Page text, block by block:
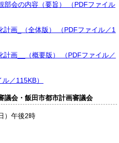
会の内容（要旨） （PDFファイル
画_（全体版） （PDFファイル／1
画__（概要版） （PDFファイル／
／115KB）
会・飯田市都市計画審議会
）午後2時